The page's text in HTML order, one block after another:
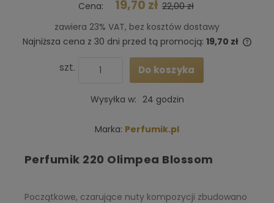
Cena: 19,70 zł 22,00 zł
zawiera 23% VAT, bez kosztów dostawy
Najniższa cena z 30 dni przed tą promocją: 19,70 zł
szt. Do koszyka
Wysyłka w: 24 godzin
Marka: Perfumik.pl
Perfumik 220 Olimpea Blossom
Początkowe, czarujące nuty kompozycji zbudowano